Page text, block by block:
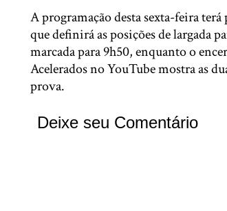
A programação desta sexta-feira
que definirá as posições de largada
marcada para 9h50, enquanto o
Acelerados no YouTube mostra as
prova.
Deixe seu Comentário